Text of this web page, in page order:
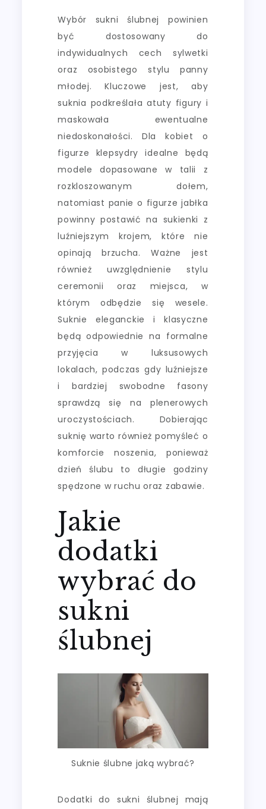
Wybór sukni ślubnej powinien
być dostosowany do
indywidualnych cech sylwetki
oraz osobistego stylu panny
młodej. Kluczowe jest, aby
suknia podkreślała atuty figury i
maskowała ewentualne
niedoskonałości. Dla kobiet o
figurze klepsydry idealne będą
modele dopasowane w talii z
rozkloszowanym dołem,
natomiast panie o figurze jabłka
powinny postawić na sukienki z
luźniejszym krojem, które nie
opinają brzucha. Ważne jest
również uwzględnienie stylu
ceremonii oraz miejsca, w
którym odbędzie się wesele.
Suknie eleganckie i klasyczne
będą odpowiednie na formalne
przyjęcia w luksusowych
lokalach, podczas gdy luźniejsze
i bardziej swobodne fasony
sprawdzą się na plenerowych
uroczystościach. Dobierając
suknię warto również pomyśleć o
komforcie noszenia, ponieważ
dzień ślubu to długie godziny
spędzone w ruchu oraz zabawie.
Jakie
dodatki
wybrać do
sukni
ślubnej
Suknie ślubne jaką wybrać?
Dodatki do sukni ślubnej mają